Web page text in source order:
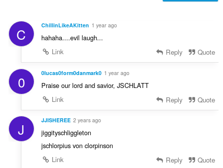
C ChillinLikeAKitten 1 year ago
hahaha....evil laugh...
Link
Reply Quote
0 0lucas0form0danmark0 1 year ago
Praise our lord and savior, JSCHLATT
Link
Reply Quote
J JJISHEREE 2 years ago
jiggityschliggleton
jschlorpius von clorpinson
Link
Reply Quote